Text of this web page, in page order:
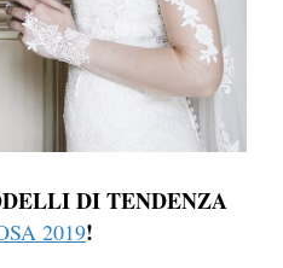
DI TENDENZA
2019!